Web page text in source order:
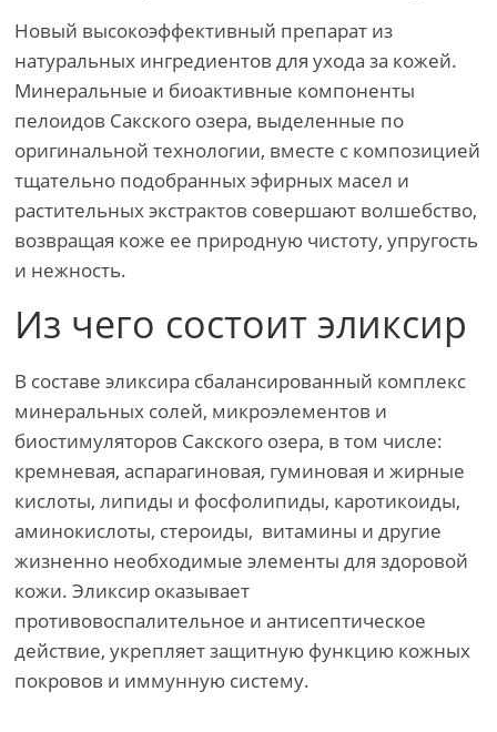
Новый высокоэффективный препарат из
натуральных ингредиентов для ухода за кожей.
Минеральные и биоактивные компоненты
пелоидов Сакского озера, выделенные по
оригинальной технологии, вместе с композицией
тщательно подобранных эфирных масел и
растительных экстрактов совершают волшебство,
возвращая коже ее природную чистоту, упругость
и нежность.
Из чего состоит эликсир
В составе эликсира сбалансированный комплекс
минеральных солей, микроэлементов и
биостимуляторов Сакского озера, в том числе:
кремневая, аспарагиновая, гуминовая и жирные
кислоты, липиды и фосфолипиды, каротикоиды,
аминокислоты, стероиды, витамины и другие
жизненно необходимые элементы для здоровой
кожи. Эликсир оказывает
противовоспалительное и антисептическое
действие, укрепляет защитную функцию кожных
покровов и иммунную систему.